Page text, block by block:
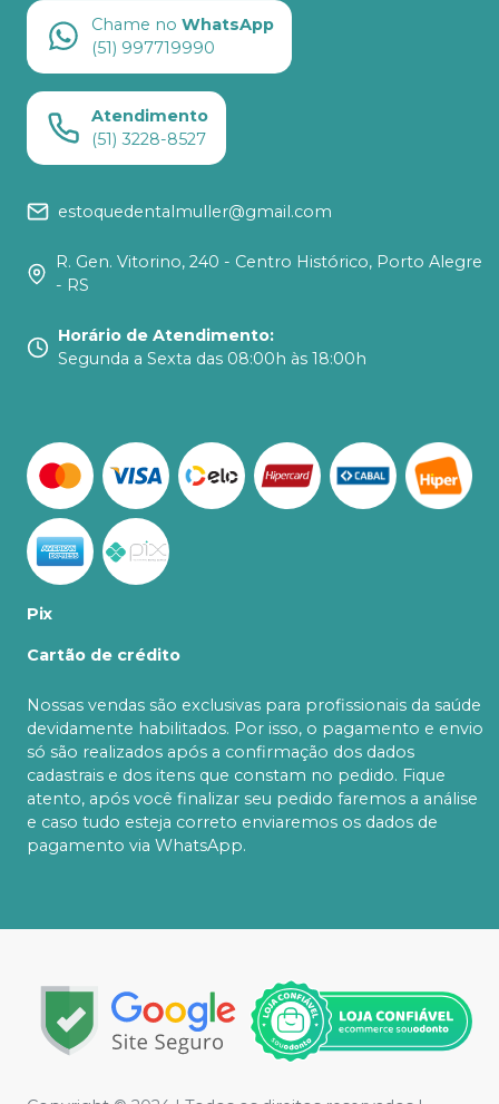
Chame no WhatsApp
(51) 997719990
Atendimento
(51) 3228-8527
estoquedentalmuller@gmail.com
R. Gen. Vitorino, 240 - Centro Histórico, Porto Alegre
- RS
Horário de Atendimento:
Segunda a Sexta das 08:00h às 18:00h
Pix
Cartão de crédito
Nossas vendas são exclusivas para profissionais da saúde
devidamente habilitados. Por isso, o pagamento e envio
só são realizados após a confirmação dos dados
cadastrais e dos itens que constam no pedido. Fique
atento, após você finalizar seu pedido faremos a análise
e caso tudo esteja correto enviaremos os dados de
pagamento via WhatsApp.